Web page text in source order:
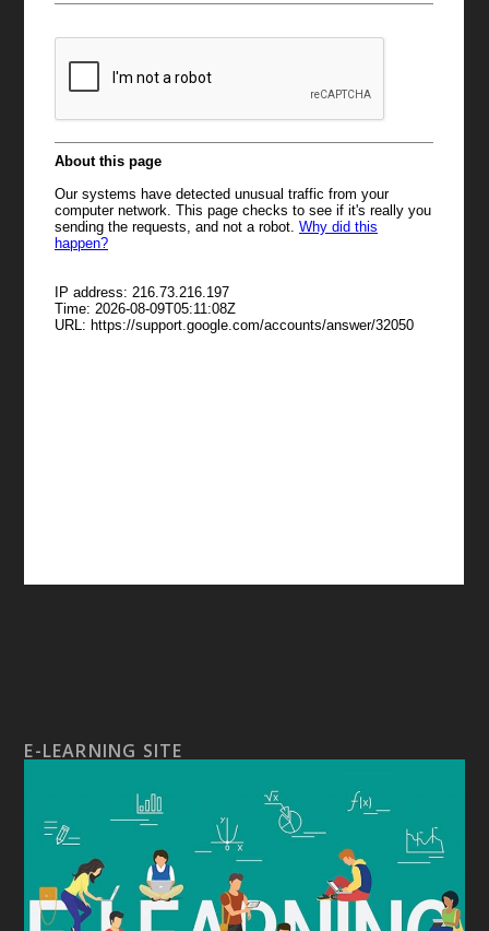
E-LEARNING SITE